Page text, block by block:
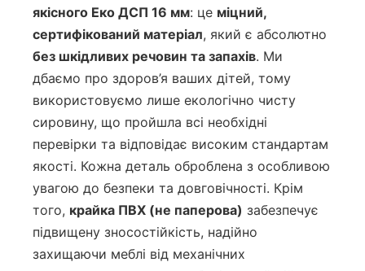
якісного Еко ДСП 16 мм: це міцний,
сертифікований матеріал, який є абсолютно
без шкідливих речовин та запахів. Ми
дбаємо про здоров’я ваших дітей, тому
використовуємо лише екологічно чисту
сировину, що пройшла всі необхідні
перевірки та відповідає високим стандартам
якості. Кожна деталь оброблена з особливою
увагою до безпеки та довговічності. Крім
того, крайка ПВХ (не паперова) забезпечує
підвищену зносостійкість, надійно
захищаючи меблі від механічних